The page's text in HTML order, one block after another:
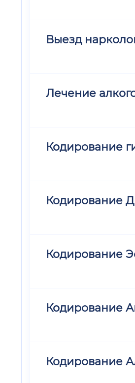
Выезд
Лечение
Кодирование
Кодирование
Кодирование
Кодирование
Кодирование